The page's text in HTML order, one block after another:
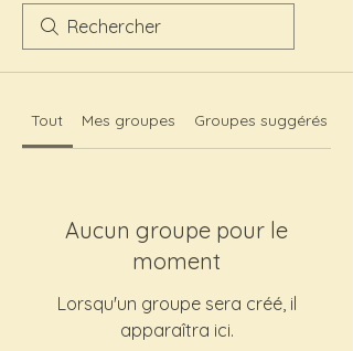
Tout Mes groupes Groupes suggérés
Aucun groupe pour le
moment
Lorsqu'un groupe sera créé, il
apparaîtra ici.